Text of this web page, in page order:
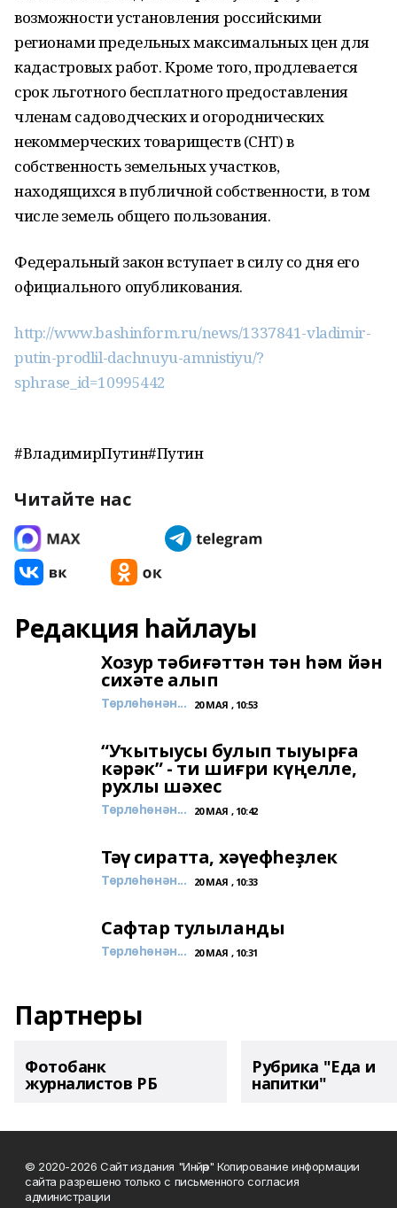
возможности установления российскими
регионами предельных максимальных цен для
кадастровых работ. Кроме того, продлевается
срок льготного бесплатного предоставления
членам садоводческих и огороднических
некоммерческих товариществ (СНТ) в
собственность земельных участков,
находящихся в публичной собственности, в том
числе земель общего пользования.
Федеральный закон вступает в силу со дня его
официального опубликования.
http://www.bashinform.ru/news/1337841-vladimir-
putin-prodlil-dachnuyu-amnistiyu/?
sphrase_id=10995442
#ВладимирПутин#Путин
Читайте нас
Редакция һайлауы
Хозур тәбиғәттән тән һәм йән
сихәте алып
Төрлөһөнән... 20 МАЯ , 10:53
“Уҡытыусы булып тыуырға
кәрәк” - ти шиғри күңелле,
рухлы шәхес
Төрлөһөнән... 20 МАЯ , 10:42
Тәү сиратта, хәүефһеҙлек
Төрлөһөнән... 20 МАЯ , 10:33
Сафтар тулыланды
Төрлөһөнән... 20 МАЯ , 10:31
Партнеры
Фотобанк
журналистов РБ
Рубрика "Еда и
напитки"
© 2020-2026 Сайт издания "Инйәр" Копирование информации
сайта разрешено только с письменного согласия
администрации